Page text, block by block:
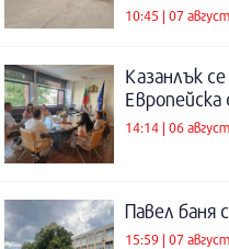
10:45 | 07
Казанлък
14:14 | 06
Павел баня
15:59 | 07